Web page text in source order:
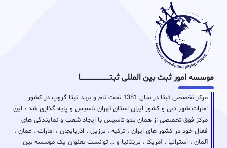
موسسه امور ثبت بین المللی ثبتـــــــــــــــــــــــــــــا
مرکز تخصصی ثبتا در سال 1381 تحت نام و برند ثبتا گروپ در کشور
امارات شهر دبی و کشور ایران استان تهران تاسیس و پایه گذاری شد ، این
مرکز فوق تخصصی از همان بدو تاسیس با ایجاد شعب و نمایندگی های
فعال خود در کشور های ایران ، ترکیه ، برزیل ، اذربایجان ، امارات ، عمان ،
آلمان ، استرالیا ، آمریکا ، بریتانیا و … توانست بعنوان یک موسسه بین